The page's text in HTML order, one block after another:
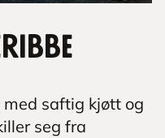
saftig kjøtt og
seg fra